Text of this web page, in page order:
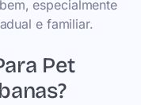
especialmente
e familiar.
Pet